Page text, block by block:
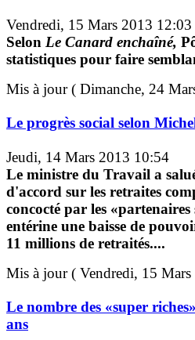
Vendredi, 15 Mars 2013 12:03
Selon Le Canard enchaîné,
statistiques pour faire
Mis à jour ( Dimanche, 24
Le progrès social selon
Jeudi, 14 Mars 2013 10:54
Le ministre du Travail a
d'accord sur les retraites
concocté par les
entérine une baisse de
11 millions de retraités....
Mis à jour ( Vendredi, 15
Le nombre des «super
ans